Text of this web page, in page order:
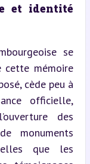
et identité
se
mémoire
cède peu à
officielle,
des
monuments
que les